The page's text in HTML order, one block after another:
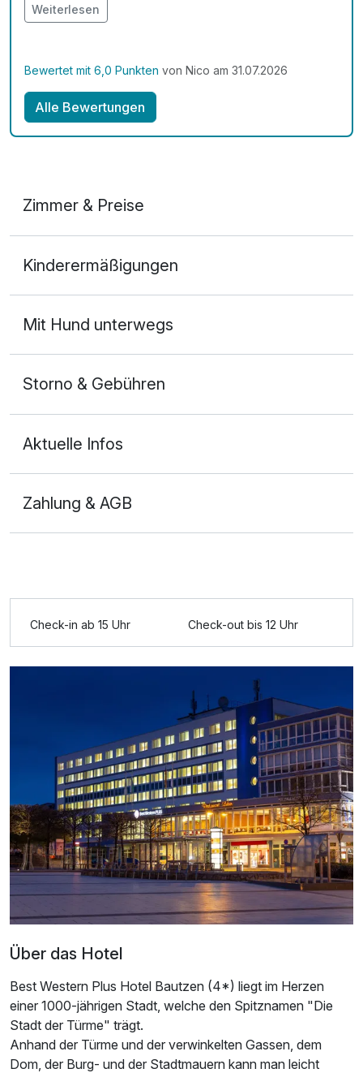
war schlichtweg sehr gut – geschmacklich ein echtes
Highlight. * Umgebung: Bautzen ist eine absolut
sich definitiv eine Reise! Fazit: 5 von 5 Sternen – wir
Weiterlesen
Bewertet mit 6,0 Punkten von Nico am 31.07.2026
Alle Bewertungen
Zimmer & Preise
2 Erwachsene und 2 Kinder
p.P. ab
Einzelzimmer
1 Erwachsenen
Kinderermäßigungen
Mit Hund unterwegs
Storno & Gebühren
Aktuelle Infos
Zahlung & AGB
Check-in ab 15 Uhr Check-out bis 12 Uhr
Über das Hotel
Best Western Plus Hotel Bautzen (4*) liegt im Herzen
einer 1000-jährigen Stadt, welche den Spitznamen "Die
Stadt der Türme" trägt.
Anhand der Türme und der verwinkelten Gassen, dem
Dom, der Burg- und der Stadtmauern kann man leicht